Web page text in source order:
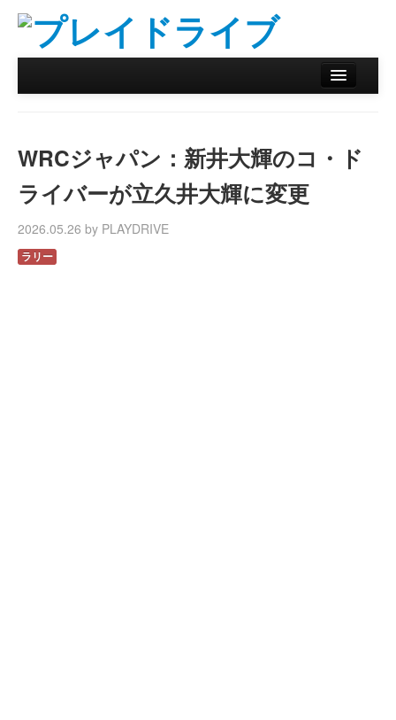
リザルトデータベース
バックナンバー
オンラインストア
WRCジャパン：新井大輝のコ・ド
ライバーが立久井大輝に変更
2026.05.26 by PLAYDRIVE
ラリー